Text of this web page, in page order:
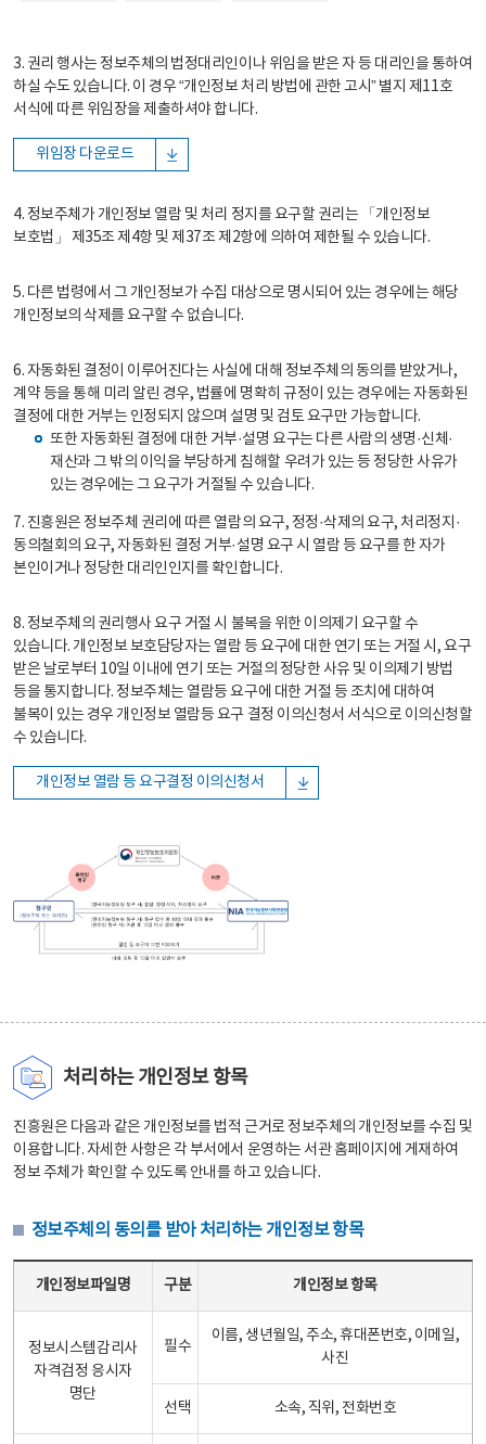
3. 권리 행사는 정보주체의 법정대리인이나 위임을 받은 자 등 대리인을 통하여
하실 수도 있습니다. 이 경우 “개인정보 처리 방법에 관한 고시” 별지 제11호
서식에 따른 위임장을 제출하셔야 합니다.
위임장 다운로드
4. 정보주체가 개인정보 열람 및 처리 정지를 요구할 권리는 「개인정보
보호법」 제35조 제4항 및 제37조 제2항에 의하여 제한될 수 있습니다.
5. 다른 법령에서 그 개인정보가 수집 대상으로 명시되어 있는 경우에는 해당
개인정보의 삭제를 요구할 수 없습니다.
6. 자동화된 결정이 이루어진다는 사실에 대해 정보주체의 동의를 받았거나,
계약 등을 통해 미리 알린 경우, 법률에 명확히 규정이 있는 경우에는 자동화된
결정에 대한 거부는 인정되지 않으며 설명 및 검토 요구만 가능합니다.
또한 자동화된 결정에 대한 거부·설명 요구는 다른 사람의 생명·신체·
재산과 그 밖의 이익을 부당하게 침해할 우려가 있는 등 정당한 사유가
있는 경우에는 그 요구가 거절될 수 있습니다.
7. 진흥원은 정보주체 권리에 따른 열람의 요구, 정정·삭제의 요구, 처리정지·
동의철회의 요구, 자동화된 결정 거부·설명 요구 시 열람 등 요구를 한 자가
본인이거나 정당한 대리인인지를 확인합니다.
8. 정보주체의 권리행사 요구 거절 시 불복을 위한 이의제기 요구할 수
있습니다. 개인정보 보호담당자는 열람 등 요구에 대한 연기 또는 거절 시, 요구
받은 날로부터 10일 이내에 연기 또는 거절의 정당한 사유 및 이의제기 방법
등을 통지합니다. 정보주체는 열람등 요구에 대한 거절 등 조치에 대하여
불복이 있는 경우 개인정보 열람등 요구 결정 이의신청서 서식으로 이의신청할
수 있습니다.
개인정보 열람 등 요구결정 이의신청서
처리하는 개인정보 항목
진흥원은 다음과 같은 개인정보를 법적 근거로 정보주체의 개인정보를 수집 및
이용합니다. 자세한 사항은 각 부서에서 운영하는 서관 홈페이지에 게재하여
정보 주체가 확인할 수 있도록 안내를 하고 있습니다.
정보주체의 동의를 받아 처리하는 개인정보 항목
개인정보파일명 구분 개인정보 항목
정보시스템감리사
자격검정 응시자
명단
필수
이름, 생년월일, 주소, 휴대폰번호, 이메일,
사진
선택 소속, 직위, 전화번호